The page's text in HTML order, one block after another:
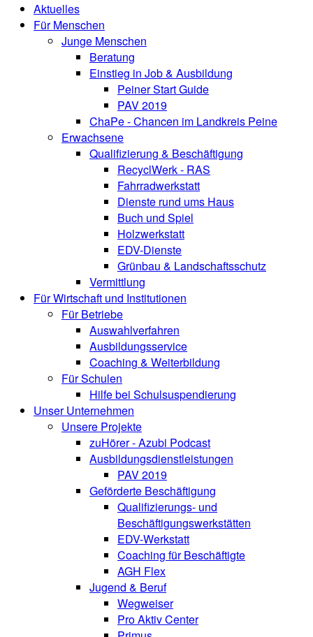
Aktuelles
Für Menschen
Junge Menschen
Beratung
Einstieg in Job & Ausbildung
Peiner Start Guide
PAV 2019
ChaPe - Chancen im Landkreis Peine
Erwachsene
Qualifizierung & Beschäftigung
RecyclWerk - RAS
Fahrradwerkstatt
Dienste rund ums Haus
Buch und Spiel
Holzwerkstatt
EDV-Dienste
Grünbau & Landschaftsschutz
Vermittlung
Für Wirtschaft und Institutionen
Für Betriebe
Auswahlverfahren
Ausbildungsservice
Coaching & Weiterbildung
Für Schulen
Hilfe bei Schulsuspendierung
Unser Unternehmen
Unsere Projekte
zuHörer - Azubi Podcast
Ausbildungsdienstleistungen
PAV 2019
Geförderte Beschäftigung
Qualifizierungs- und
Beschäftigungswerkstätten
EDV-Werkstatt
Coaching für Beschäftigte
AGH Flex
Jugend & Beruf
Wegweiser
Pro Aktiv Center